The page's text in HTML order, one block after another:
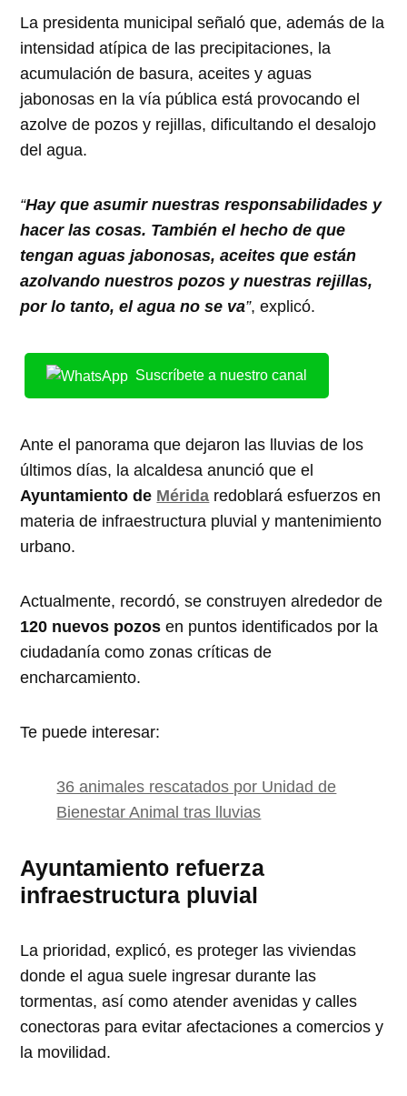
La presidenta municipal señaló que, además de la
intensidad atípica de las precipitaciones, la
acumulación de basura, aceites y aguas
jabonosas en la vía pública está provocando el
azolve de pozos y rejillas, dificultando el desalojo
del agua.
“Hay que asumir nuestras responsabilidades y
hacer las cosas. También el hecho de que
tengan aguas jabonosas, aceites que están
azolvando nuestros pozos y nuestras rejillas,
por lo tanto, el agua no se va”, explicó.
Suscríbete a nuestro canal
Ante el panorama que dejaron las lluvias de los
últimos días, la alcaldesa anunció que el
Ayuntamiento de Mérida redoblará esfuerzos en
materia de infraestructura pluvial y mantenimiento
urbano.
Actualmente, recordó, se construyen alrededor de
120 nuevos pozos en puntos identificados por la
ciudadanía como zonas críticas de
encharcamiento.
Te puede interesar:
36 animales rescatados por Unidad de
Bienestar Animal tras lluvias
Ayuntamiento refuerza
infraestructura pluvial
La prioridad, explicó, es proteger las viviendas
donde el agua suele ingresar durante las
tormentas, así como atender avenidas y calles
conectoras para evitar afectaciones a comercios y
la movilidad.